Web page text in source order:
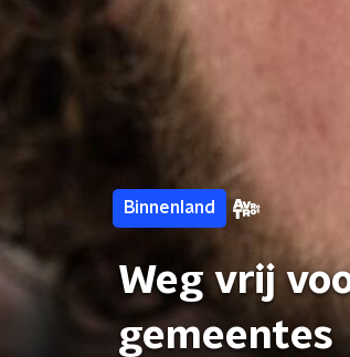
Binnenland
Weg vrij
gemeentes